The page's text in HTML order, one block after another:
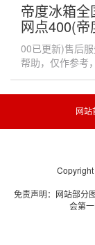
帝度冰箱
网点400(
00已更新)售后
帮助，仅作参考
网站
免责声明：网站部分
会第